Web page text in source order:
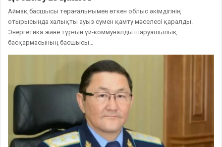
Аймақ басшысы төрағалығымен өткен облыс әкімдігінің
отырысында халықты ауыз сумен қамту мәселесі қаралды.
Энергетика және тұрғын үй-коммуналды шаруашылық
басқармасының басшысы…